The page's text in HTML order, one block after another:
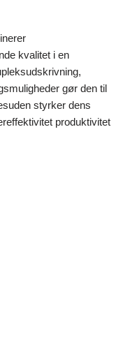
kvalitet i en
gør den til
styrker dens
produktivitet